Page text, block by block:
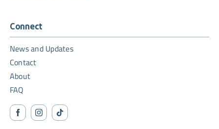
Connect
News and Updates
Contact
About
FAQ